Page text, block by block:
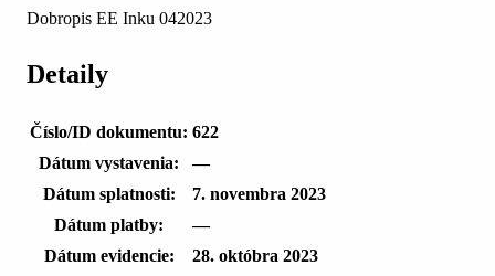
Dobropis EE Inku 042023
Detaily
Číslo/ID dokumentu: 622
Dátum vystavenia:
—
Dátum splatnosti:
7. novembra 2023
Dátum platby:
—
Dátum evidencie:
28. októbra 2023